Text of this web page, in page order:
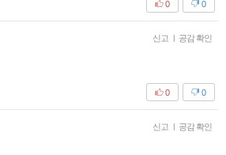
0
0
신고 | 공감 확인
0
0
신고 | 공감 확인